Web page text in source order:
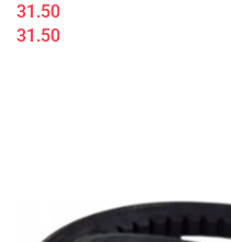
31.50
31.50